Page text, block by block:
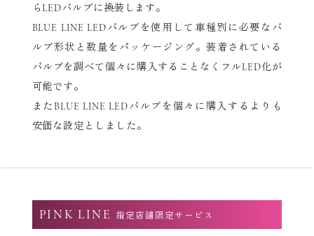
らLEDバルブに換装します。
BLUE LINE LEDバルブを使用して車種別に必要なバ
ルブ形状と数量をパッケージング。装着されている
バルブを調べて個々に購入することなくフルLED化が
可能です。
またBLUE LINE LEDバルブを個々に購入するよりも
安価な設定としました。
PINK LINE 指定店舗限定サービス